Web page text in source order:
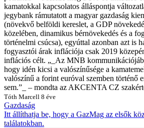
kamatokkal kapcsolatos álláspontja
jegybank rámutatott a magyar gazdaság
(növekvő belföldi kereslet, a GDP
közelében, dinamikus bérnövekedés és a
történelmi csúcsa), egyúttal azonban azt is
fogyasztói árak inflációja csak 2019
inflációs célt. „_Az MNB
hogy idén kicsi a valószínűsége a
valószínű a forint euróval szemben történő
sem.”_ – mondta az AKCENTA CZ
Tóth Marcell 8 éve
Gazdaság
Itt állíthatja be, hogy a GazMag az elsők
találatokban.